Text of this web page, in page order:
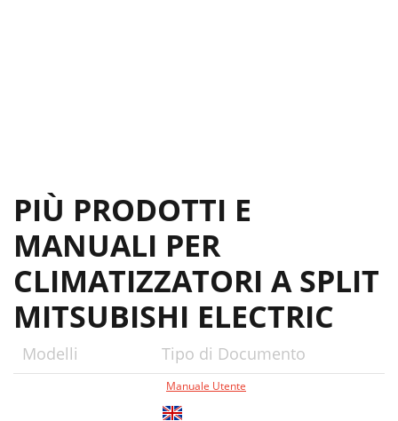
PIÙ PRODOTTI E
MANUALI PER
CLIMATIZZATORI A SPLIT
MITSUBISHI ELECTRIC
Modelli Tipo di Documento
Manuale Utente